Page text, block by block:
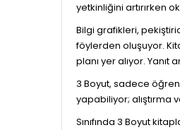
yetkinliğini artırırken
Bilgi grafikleri,
föylerden oluşuyor.
planı yer alıyor.
3 Boyut, sadece
yapabiliyor;
Sınıfında 3 Boyut